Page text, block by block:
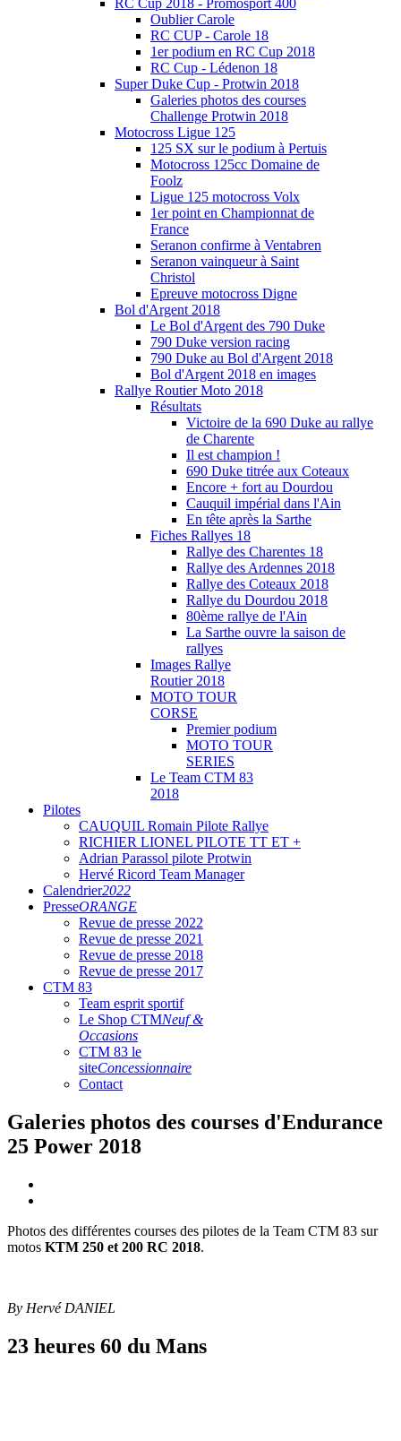
RC Cup 2018 - Promosport 400
Oublier Carole
RC CUP - Carole 18
1er podium en RC Cup 2018
RC Cup - Lédenon 18
Super Duke Cup - Protwin 2018
Galeries photos des courses
Challenge Protwin 2018
Motocross Ligue 125
125 SX sur le podium à Pertuis
Motocross 125cc Domaine de
Foolz
Ligue 125 motocross Volx
1er point en Championnat de
France
Seranon confirme à Ventabren
Seranon vainqueur à Saint
Christol
Epreuve motocross Digne
Bol d'Argent 2018
Le Bol d'Argent des 790 Duke
790 Duke version racing
790 Duke au Bol d'Argent 2018
Bol d'Argent 2018 en images
Rallye Routier Moto 2018
Résultats
Victoire de la 690 Duke au rallye
de Charente
Il est champion !
690 Duke titrée aux Coteaux
Encore + fort au Dourdou
Cauquil impérial dans l'Ain
En tête après la Sarthe
Fiches Rallyes 18
Rallye des Charentes 18
Rallye des Ardennes 2018
Rallye des Coteaux 2018
Rallye du Dourdou 2018
80ème rallye de l'Ain
La Sarthe ouvre la saison de
rallyes
Images Rallye
Routier 2018
MOTO TOUR
CORSE
Premier podium
MOTO TOUR
SERIES
Le Team CTM 83
2018
Pilotes
CAUQUIL Romain Pilote Rallye
RICHIER LIONEL PILOTE TT ET +
Adrian Parassol pilote Protwin
Hervé Ricord Team Manager
Calendrier2022
PresseORANGE
Revue de presse 2022
Revue de presse 2021
Revue de presse 2018
Revue de presse 2017
CTM 83
Team esprit sportif
Le Shop CTMNeuf &
Occasions
CTM 83 le
siteConcessionnaire
Contact
Galeries photos des courses d'Endurance
25 Power 2018
Photos des différentes courses des pilotes de la Team CTM 83 sur
motos KTM 250 et 200 RC 2018.
By Hervé DANIEL
23 heures 60 du Mans